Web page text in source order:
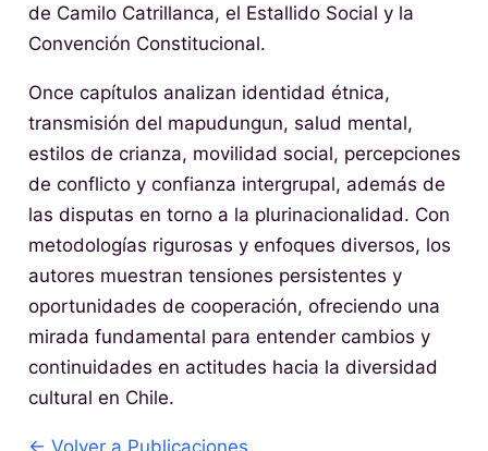
de Camilo Catrillanca, el Estallido Social y la
Convención Constitucional.
Once capítulos analizan identidad étnica,
transmisión del mapudungun, salud mental,
estilos de crianza, movilidad social, percepciones
de conflicto y confianza intergrupal, además de
las disputas en torno a la plurinacionalidad. Con
metodologías rigurosas y enfoques diversos, los
autores muestran tensiones persistentes y
oportunidades de cooperación, ofreciendo una
mirada fundamental para entender cambios y
continuidades en actitudes hacia la diversidad
cultural en Chile.
← Volver a Publicaciones